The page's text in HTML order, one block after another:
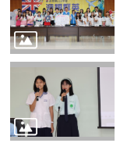
處
理
網
開
放